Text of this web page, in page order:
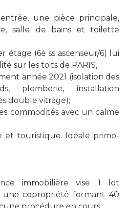
une pièce principale,
salle de bains et toilette
étage (6è ss ascenseur/6) lui
sur les toits de PARIS,
année 2021 (isolation des
plomberie, installation
double vitrage);
commodités avec un calme
et touristique. Idéale primo-
immobilière vise 1 lot
une copropriété formant 40